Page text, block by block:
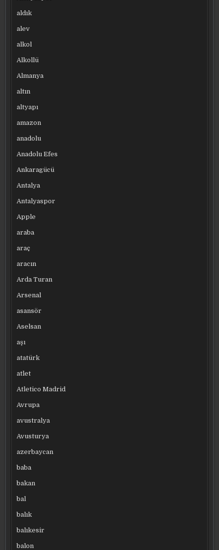
aldık
alev
alkol
Alkollü
Almanya
altın
altyapı
amazon
anadolu
Anadolu Efes
Ankaragücü
Antalya
Antalyaspor
Apple
araba
araç
aracın
Arda Turan
Arsenal
asansör
Aselsan
aşı
atatürk
atlet
Atletico Madrid
Avrupa
avustralya
Avusturya
azerbaycan
baba
bakan
bal
balık
balıkesir
balon